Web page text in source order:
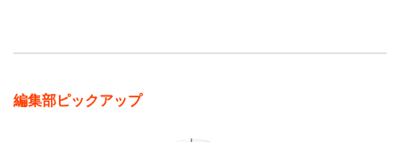
編集部ピックアップ